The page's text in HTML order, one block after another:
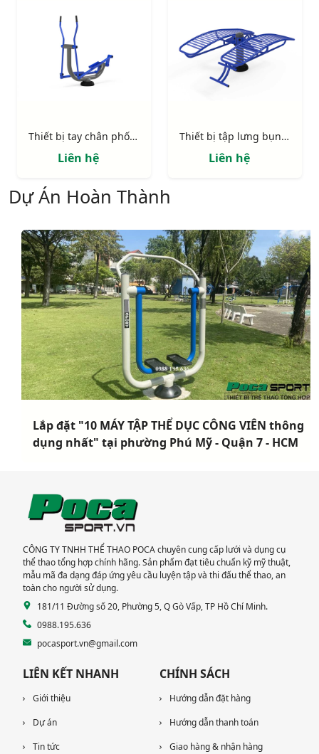
Thiết bị tay chân phối hợp S80002
Liên hệ
Thiết bị tập lưng bụng đôi S80001
Liên hệ
Dự Án Hoàn Thành
Lắp đặt "10 MÁY TẬP THỂ DỤC CÔNG VIÊN thông
dụng nhất" tại phường Phú Mỹ - Quận 7 - HCM
CÔNG TY TNHH THỂ THAO POCA chuyên cung cấp lưới và dụng cụ
thể thao tổng hợp chính hãng. Sản phẩm đạt tiêu chuẩn kỹ mỹ thuật,
mẫu mã đa dạng đáp ứng yêu cầu luyện tập và thi đấu thể thao, an
toàn cho người sử dụng.
181/11 Đường số 20, Phường 5, Q Gò Vấp, TP Hồ Chí Minh.
0988.195.636
pocasport.vn@gmail.com
LIÊN KẾT NHANH
Giới thiệu
Dự án
Tin tức
CHÍNH SÁCH
Hướng dẫn đặt hàng
Hướng dẫn thanh toán
Giao hàng & nhận hàng